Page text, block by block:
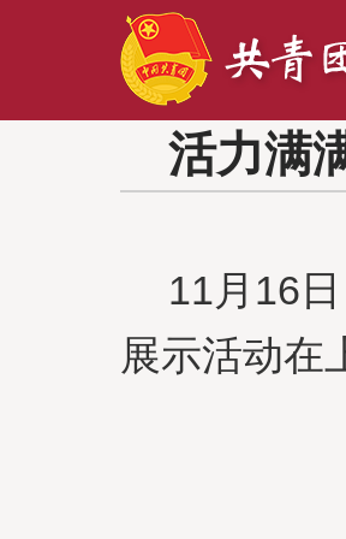
活力满
11月16
展示活动在